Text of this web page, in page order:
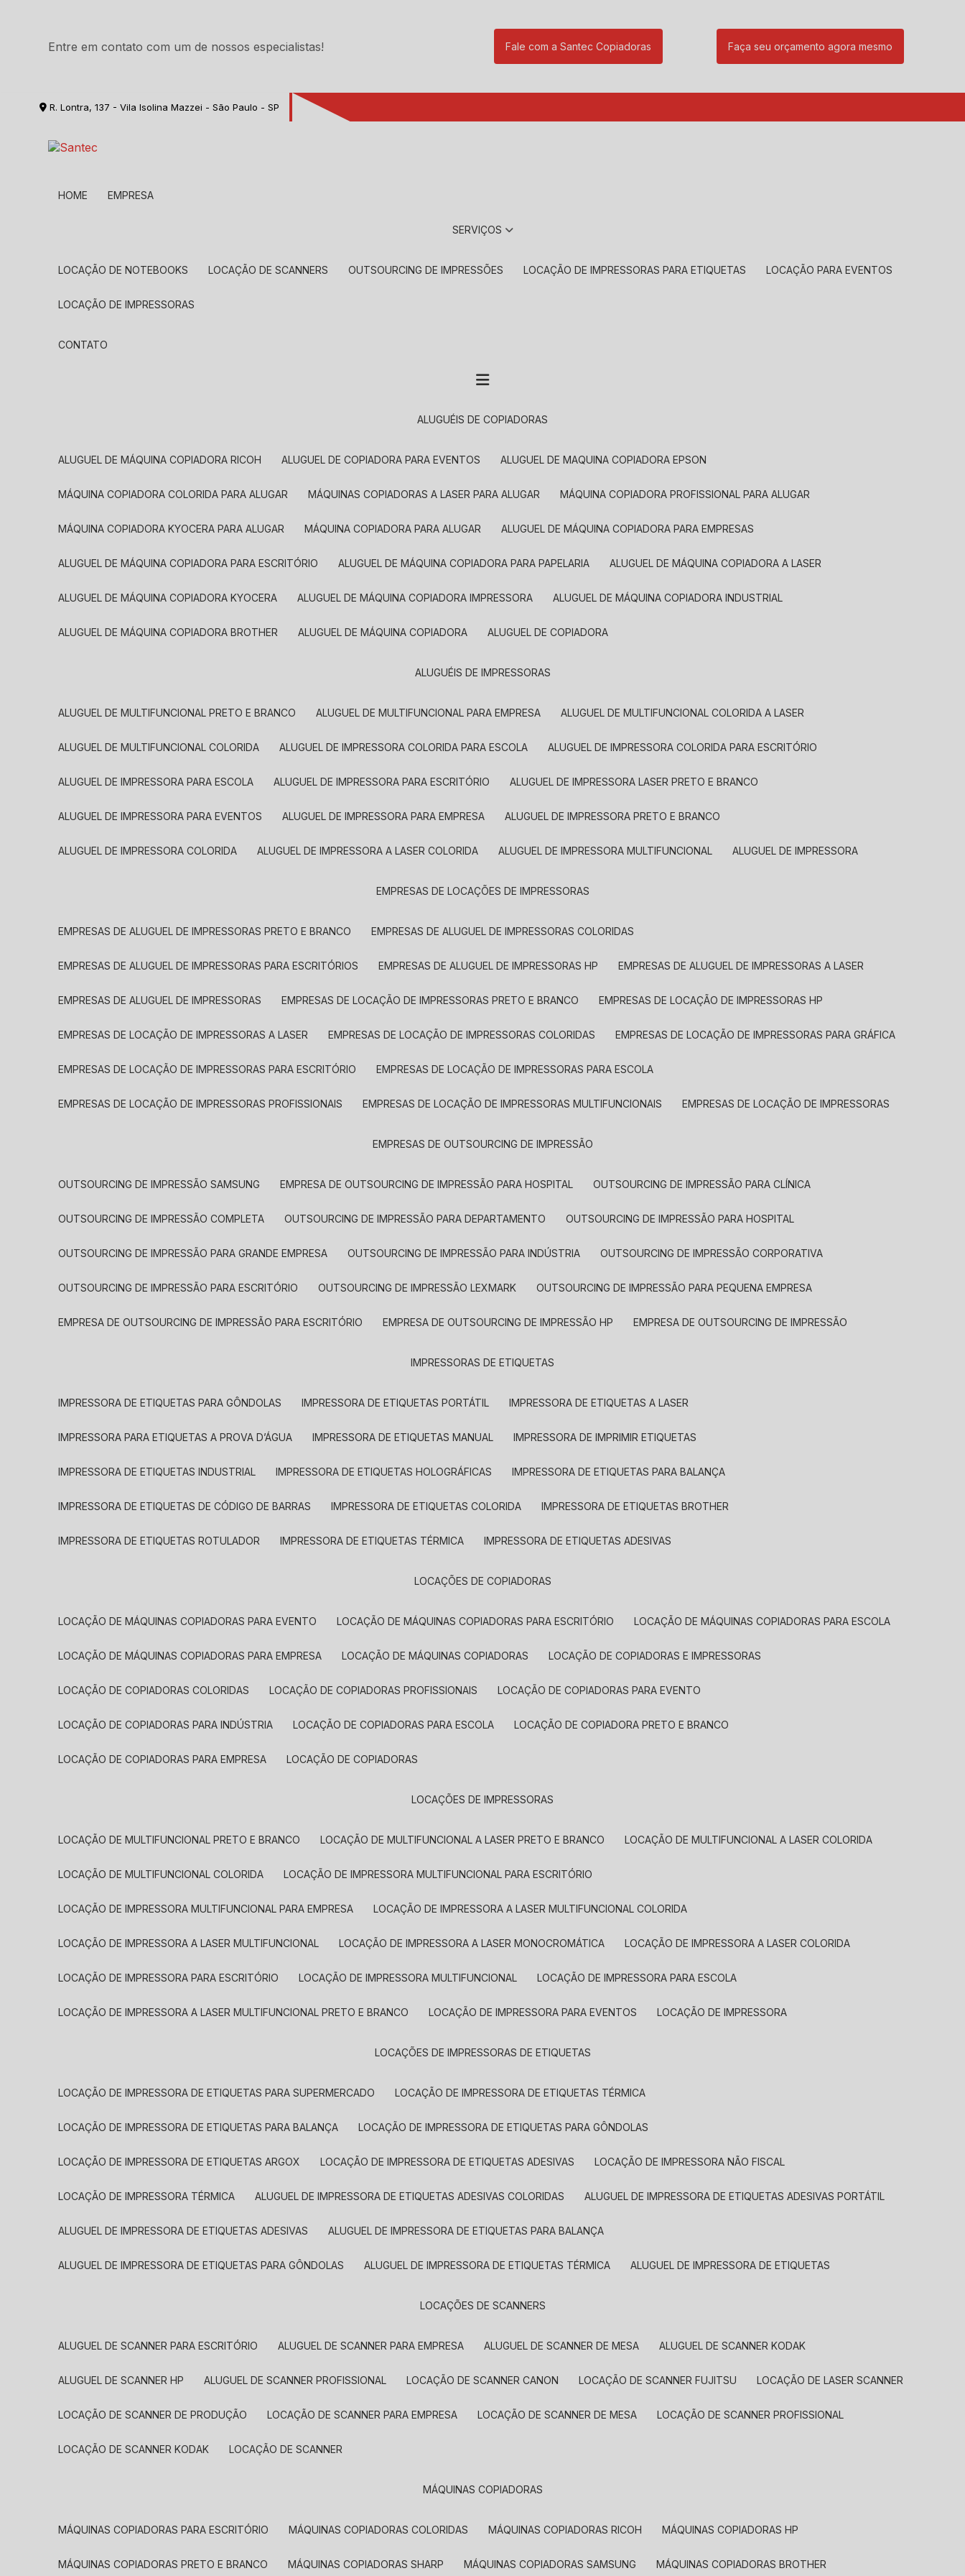
Entre em contato com um de nossos especialistas! Fale com a Santec Copiadoras Faça seu orçamento agora mesmo
R. Lontra, 137 - Vila Isolina Mazzei - São Paulo - SP
HOME EMPRESA
SERVIÇOS
LOCAÇÃO DE NOTEBOOKS LOCAÇÃO DE SCANNERS OUTSOURCING DE IMPRESSÕES LOCAÇÃO DE IMPRESSORAS PARA ETIQUETAS LOCAÇÃO PARA EVENTOS
LOCAÇÃO DE IMPRESSORAS
CONTATO
ALUGUÉIS DE COPIADORAS
ALUGUEL DE MÁQUINA COPIADORA RICOH ALUGUEL DE COPIADORA PARA EVENTOS ALUGUEL DE MAQUINA COPIADORA EPSON
MÁQUINA COPIADORA COLORIDA PARA ALUGAR MÁQUINAS COPIADORAS A LASER PARA ALUGAR MÁQUINA COPIADORA PROFISSIONAL PARA ALUGAR
MÁQUINA COPIADORA KYOCERA PARA ALUGAR MÁQUINA COPIADORA PARA ALUGAR ALUGUEL DE MÁQUINA COPIADORA PARA EMPRESAS
ALUGUEL DE MÁQUINA COPIADORA PARA ESCRITÓRIO ALUGUEL DE MÁQUINA COPIADORA PARA PAPELARIA ALUGUEL DE MÁQUINA COPIADORA A LASER
ALUGUEL DE MÁQUINA COPIADORA KYOCERA ALUGUEL DE MÁQUINA COPIADORA IMPRESSORA ALUGUEL DE MÁQUINA COPIADORA INDUSTRIAL
ALUGUEL DE MÁQUINA COPIADORA BROTHER ALUGUEL DE MÁQUINA COPIADORA ALUGUEL DE COPIADORA
ALUGUÉIS DE IMPRESSORAS
ALUGUEL DE MULTIFUNCIONAL PRETO E BRANCO ALUGUEL DE MULTIFUNCIONAL PARA EMPRESA ALUGUEL DE MULTIFUNCIONAL COLORIDA A LASER
ALUGUEL DE MULTIFUNCIONAL COLORIDA ALUGUEL DE IMPRESSORA COLORIDA PARA ESCOLA ALUGUEL DE IMPRESSORA COLORIDA PARA ESCRITÓRIO
ALUGUEL DE IMPRESSORA PARA ESCOLA ALUGUEL DE IMPRESSORA PARA ESCRITÓRIO ALUGUEL DE IMPRESSORA LASER PRETO E BRANCO
ALUGUEL DE IMPRESSORA PARA EVENTOS ALUGUEL DE IMPRESSORA PARA EMPRESA ALUGUEL DE IMPRESSORA PRETO E BRANCO
ALUGUEL DE IMPRESSORA COLORIDA ALUGUEL DE IMPRESSORA A LASER COLORIDA ALUGUEL DE IMPRESSORA MULTIFUNCIONAL ALUGUEL DE IMPRESSORA
EMPRESAS DE LOCAÇÕES DE IMPRESSORAS
EMPRESAS DE ALUGUEL DE IMPRESSORAS PRETO E BRANCO EMPRESAS DE ALUGUEL DE IMPRESSORAS COLORIDAS
EMPRESAS DE ALUGUEL DE IMPRESSORAS PARA ESCRITÓRIOS EMPRESAS DE ALUGUEL DE IMPRESSORAS HP EMPRESAS DE ALUGUEL DE IMPRESSORAS A LASER
EMPRESAS DE ALUGUEL DE IMPRESSORAS EMPRESAS DE LOCAÇÃO DE IMPRESSORAS PRETO E BRANCO EMPRESAS DE LOCAÇÃO DE IMPRESSORAS HP
EMPRESAS DE LOCAÇÃO DE IMPRESSORAS A LASER EMPRESAS DE LOCAÇÃO DE IMPRESSORAS COLORIDAS EMPRESAS DE LOCAÇÃO DE IMPRESSORAS PARA GRÁFICA
EMPRESAS DE LOCAÇÃO DE IMPRESSORAS PARA ESCRITÓRIO EMPRESAS DE LOCAÇÃO DE IMPRESSORAS PARA ESCOLA
EMPRESAS DE LOCAÇÃO DE IMPRESSORAS PROFISSIONAIS EMPRESAS DE LOCAÇÃO DE IMPRESSORAS MULTIFUNCIONAIS EMPRESAS DE LOCAÇÃO DE IMPRESSORAS
EMPRESAS DE OUTSOURCING DE IMPRESSÃO
OUTSOURCING DE IMPRESSÃO SAMSUNG EMPRESA DE OUTSOURCING DE IMPRESSÃO PARA HOSPITAL OUTSOURCING DE IMPRESSÃO PARA CLÍNICA
OUTSOURCING DE IMPRESSÃO COMPLETA OUTSOURCING DE IMPRESSÃO PARA DEPARTAMENTO OUTSOURCING DE IMPRESSÃO PARA HOSPITAL
OUTSOURCING DE IMPRESSÃO PARA GRANDE EMPRESA OUTSOURCING DE IMPRESSÃO PARA INDÚSTRIA OUTSOURCING DE IMPRESSÃO CORPORATIVA
OUTSOURCING DE IMPRESSÃO PARA ESCRITÓRIO OUTSOURCING DE IMPRESSÃO LEXMARK OUTSOURCING DE IMPRESSÃO PARA PEQUENA EMPRESA
EMPRESA DE OUTSOURCING DE IMPRESSÃO PARA ESCRITÓRIO EMPRESA DE OUTSOURCING DE IMPRESSÃO HP EMPRESA DE OUTSOURCING DE IMPRESSÃO
IMPRESSORAS DE ETIQUETAS
IMPRESSORA DE ETIQUETAS PARA GÔNDOLAS IMPRESSORA DE ETIQUETAS PORTÁTIL IMPRESSORA DE ETIQUETAS A LASER
IMPRESSORA PARA ETIQUETAS A PROVA D’ÁGUA IMPRESSORA DE ETIQUETAS MANUAL IMPRESSORA DE IMPRIMIR ETIQUETAS
IMPRESSORA DE ETIQUETAS INDUSTRIAL IMPRESSORA DE ETIQUETAS HOLOGRÁFICAS IMPRESSORA DE ETIQUETAS PARA BALANÇA
IMPRESSORA DE ETIQUETAS DE CÓDIGO DE BARRAS IMPRESSORA DE ETIQUETAS COLORIDA IMPRESSORA DE ETIQUETAS BROTHER
IMPRESSORA DE ETIQUETAS ROTULADOR IMPRESSORA DE ETIQUETAS TÉRMICA IMPRESSORA DE ETIQUETAS ADESIVAS
LOCAÇÕES DE COPIADORAS
LOCAÇÃO DE MÁQUINAS COPIADORAS PARA EVENTO LOCAÇÃO DE MÁQUINAS COPIADORAS PARA ESCRITÓRIO LOCAÇÃO DE MÁQUINAS COPIADORAS PARA ESCOLA
LOCAÇÃO DE MÁQUINAS COPIADORAS PARA EMPRESA LOCAÇÃO DE MÁQUINAS COPIADORAS LOCAÇÃO DE COPIADORAS E IMPRESSORAS
LOCAÇÃO DE COPIADORAS COLORIDAS LOCAÇÃO DE COPIADORAS PROFISSIONAIS LOCAÇÃO DE COPIADORAS PARA EVENTO
LOCAÇÃO DE COPIADORAS PARA INDÚSTRIA LOCAÇÃO DE COPIADORAS PARA ESCOLA LOCAÇÃO DE COPIADORA PRETO E BRANCO
LOCAÇÃO DE COPIADORAS PARA EMPRESA LOCAÇÃO DE COPIADORAS
LOCAÇÕES DE IMPRESSORAS
LOCAÇÃO DE MULTIFUNCIONAL PRETO E BRANCO LOCAÇÃO DE MULTIFUNCIONAL A LASER PRETO E BRANCO LOCAÇÃO DE MULTIFUNCIONAL A LASER COLORIDA
LOCAÇÃO DE MULTIFUNCIONAL COLORIDA LOCAÇÃO DE IMPRESSORA MULTIFUNCIONAL PARA ESCRITÓRIO
LOCAÇÃO DE IMPRESSORA MULTIFUNCIONAL PARA EMPRESA LOCAÇÃO DE IMPRESSORA A LASER MULTIFUNCIONAL COLORIDA
LOCAÇÃO DE IMPRESSORA A LASER MULTIFUNCIONAL LOCAÇÃO DE IMPRESSORA A LASER MONOCROMÁTICA LOCAÇÃO DE IMPRESSORA A LASER COLORIDA
LOCAÇÃO DE IMPRESSORA PARA ESCRITÓRIO LOCAÇÃO DE IMPRESSORA MULTIFUNCIONAL LOCAÇÃO DE IMPRESSORA PARA ESCOLA
LOCAÇÃO DE IMPRESSORA A LASER MULTIFUNCIONAL PRETO E BRANCO LOCAÇÃO DE IMPRESSORA PARA EVENTOS LOCAÇÃO DE IMPRESSORA
LOCAÇÕES DE IMPRESSORAS DE ETIQUETAS
LOCAÇÃO DE IMPRESSORA DE ETIQUETAS PARA SUPERMERCADO LOCAÇÃO DE IMPRESSORA DE ETIQUETAS TÉRMICA
LOCAÇÃO DE IMPRESSORA DE ETIQUETAS PARA BALANÇA LOCAÇÃO DE IMPRESSORA DE ETIQUETAS PARA GÔNDOLAS
LOCAÇÃO DE IMPRESSORA DE ETIQUETAS ARGOX LOCAÇÃO DE IMPRESSORA DE ETIQUETAS ADESIVAS LOCAÇÃO DE IMPRESSORA NÃO FISCAL
LOCAÇÃO DE IMPRESSORA TÉRMICA ALUGUEL DE IMPRESSORA DE ETIQUETAS ADESIVAS COLORIDAS ALUGUEL DE IMPRESSORA DE ETIQUETAS ADESIVAS PORTÁTIL
ALUGUEL DE IMPRESSORA DE ETIQUETAS ADESIVAS ALUGUEL DE IMPRESSORA DE ETIQUETAS PARA BALANÇA
ALUGUEL DE IMPRESSORA DE ETIQUETAS PARA GÔNDOLAS ALUGUEL DE IMPRESSORA DE ETIQUETAS TÉRMICA ALUGUEL DE IMPRESSORA DE ETIQUETAS
LOCAÇÕES DE SCANNERS
ALUGUEL DE SCANNER PARA ESCRITÓRIO ALUGUEL DE SCANNER PARA EMPRESA ALUGUEL DE SCANNER DE MESA ALUGUEL DE SCANNER KODAK
ALUGUEL DE SCANNER HP ALUGUEL DE SCANNER PROFISSIONAL LOCAÇÃO DE SCANNER CANON LOCAÇÃO DE SCANNER FUJITSU LOCAÇÃO DE LASER SCANNER
LOCAÇÃO DE SCANNER DE PRODUÇÃO LOCAÇÃO DE SCANNER PARA EMPRESA LOCAÇÃO DE SCANNER DE MESA LOCAÇÃO DE SCANNER PROFISSIONAL
LOCAÇÃO DE SCANNER KODAK LOCAÇÃO DE SCANNER
MÁQUINAS COPIADORAS
MÁQUINAS COPIADORAS PARA ESCRITÓRIO MÁQUINAS COPIADORAS COLORIDAS MÁQUINAS COPIADORAS RICOH MÁQUINAS COPIADORAS HP
MÁQUINAS COPIADORAS PRETO E BRANCO MÁQUINAS COPIADORAS SHARP MÁQUINAS COPIADORAS SAMSUNG MÁQUINAS COPIADORAS BROTHER